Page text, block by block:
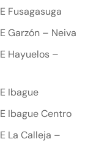
Fusagasuga
Garzón – Neiva
Hayuelos –
Ibague
Ibague Centro
La Calleja –